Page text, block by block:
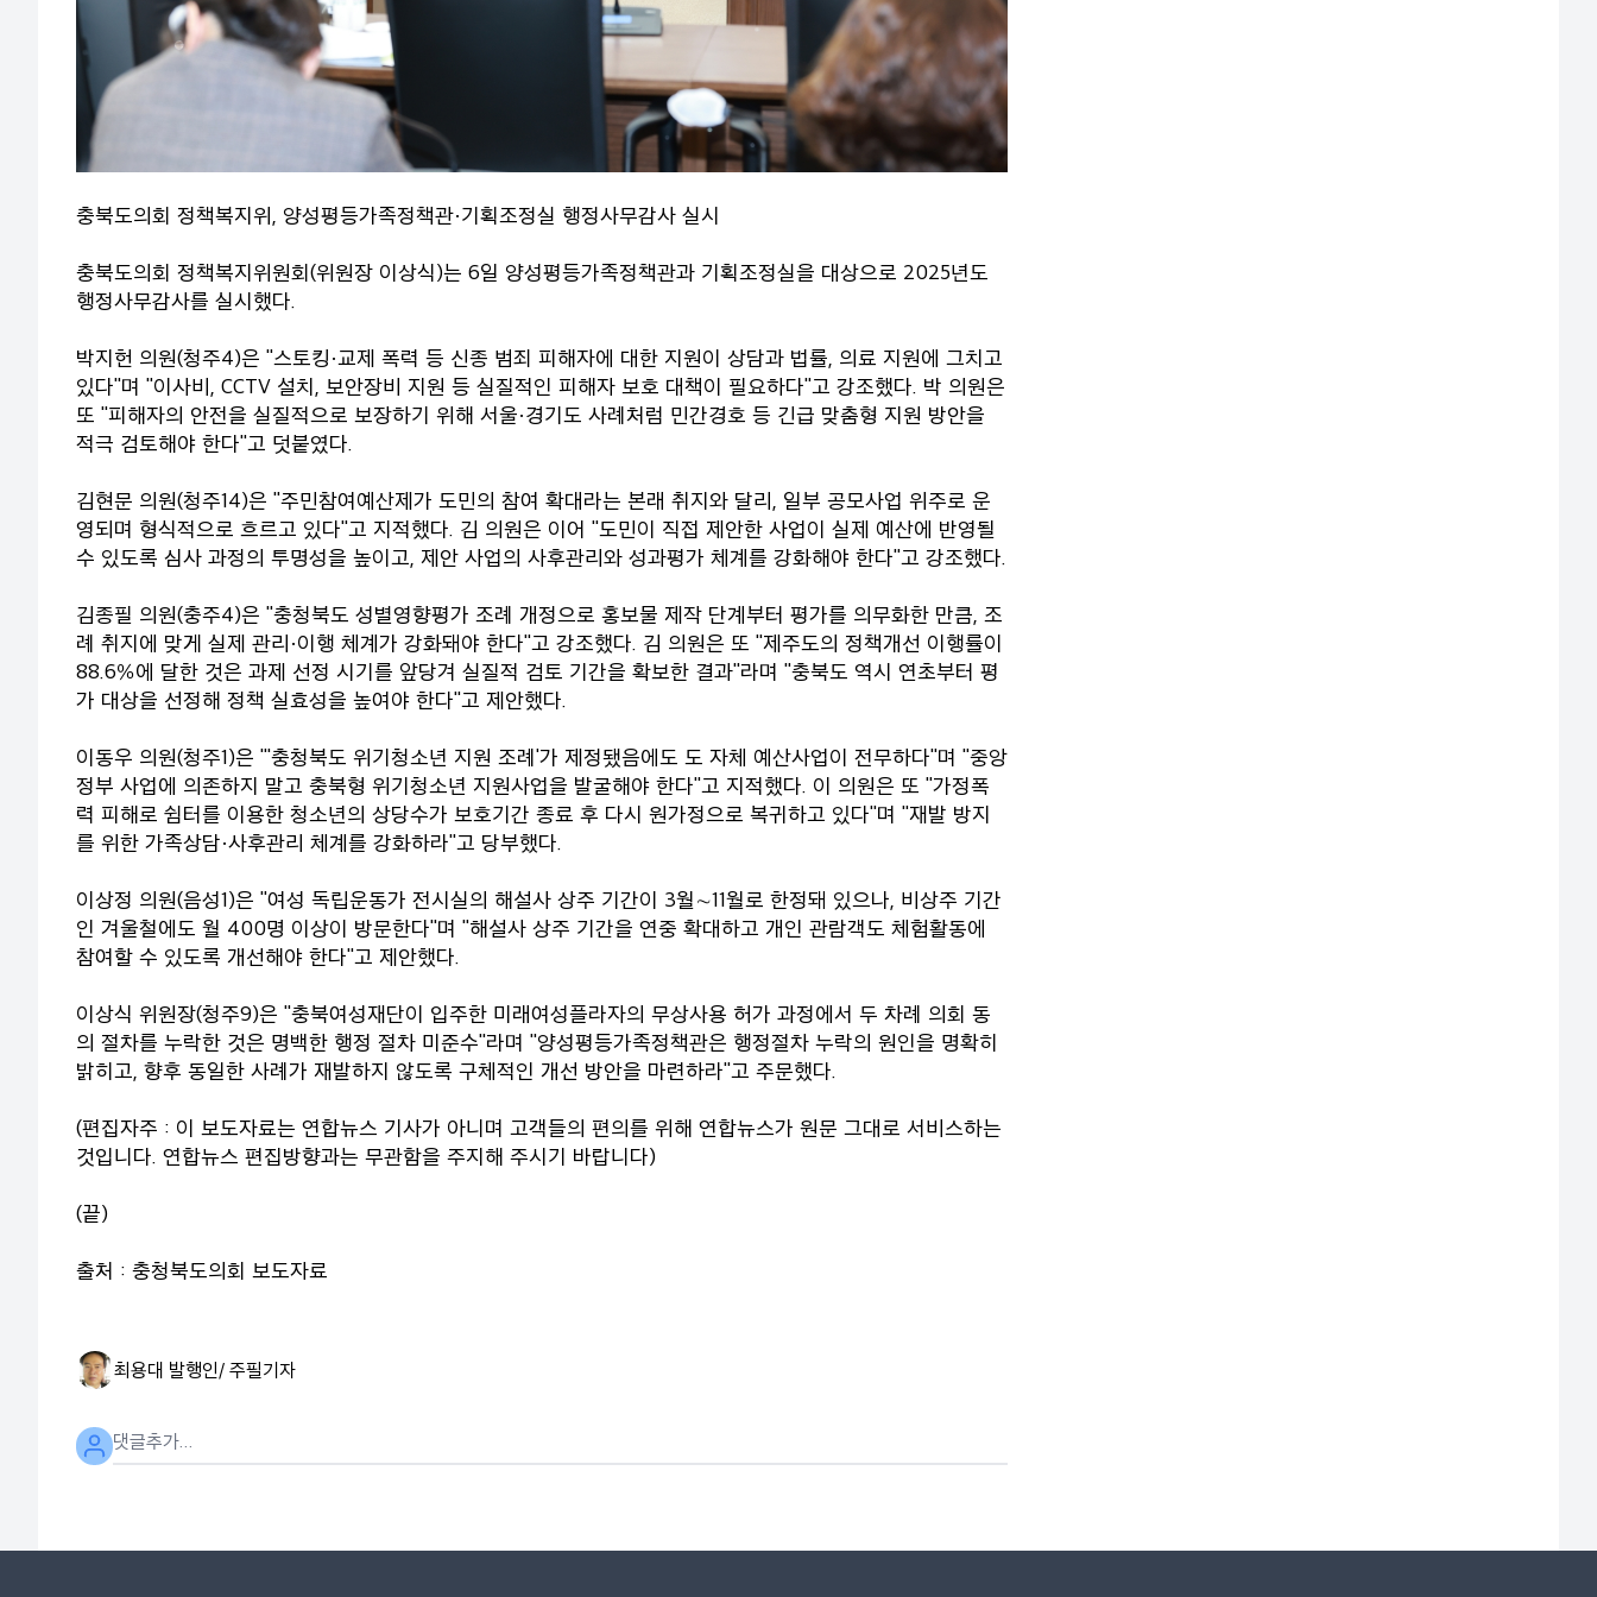
충북도의회 정책복지위, 양성평등가족정책관·기획조정실 행정사무감사 실시
충북도의회 정책복지위원회(위원장 이상식)는 6일 양성평등가족정책관과 기획조정실을 대상으로 2025년도
행정사무감사를 실시했다.
박지헌 의원(청주4)은 "스토킹·교제 폭력 등 신종 범죄 피해자에 대한 지원이 상담과 법률, 의료 지원에 그치고
있다"며 "이사비, CCTV 설치, 보안장비 지원 등 실질적인 피해자 보호 대책이 필요하다"고 강조했다. 박 의원은
또 "피해자의 안전을 실질적으로 보장하기 위해 서울·경기도 사례처럼 민간경호 등 긴급 맞춤형 지원 방안을
적극 검토해야 한다"고 덧붙였다.
김현문 의원(청주14)은 "주민참여예산제가 도민의 참여 확대라는 본래 취지와 달리, 일부 공모사업 위주로 운
영되며 형식적으로 흐르고 있다"고 지적했다. 김 의원은 이어 "도민이 직접 제안한 사업이 실제 예산에 반영될
수 있도록 심사 과정의 투명성을 높이고, 제안 사업의 사후관리와 성과평가 체계를 강화해야 한다"고 강조했다.
김종필 의원(충주4)은 "충청북도 성별영향평가 조례 개정으로 홍보물 제작 단계부터 평가를 의무화한 만큼, 조
례 취지에 맞게 실제 관리·이행 체계가 강화돼야 한다"고 강조했다. 김 의원은 또 "제주도의 정책개선 이행률이
88.6％에 달한 것은 과제 선정 시기를 앞당겨 실질적 검토 기간을 확보한 결과"라며 "충북도 역시 연초부터 평
가 대상을 선정해 정책 실효성을 높여야 한다"고 제안했다.
이동우 의원(청주1)은 "'충청북도 위기청소년 지원 조례'가 제정됐음에도 도 자체 예산사업이 전무하다"며 "중앙
정부 사업에 의존하지 말고 충북형 위기청소년 지원사업을 발굴해야 한다"고 지적했다. 이 의원은 또 "가정폭
력 피해로 쉼터를 이용한 청소년의 상당수가 보호기간 종료 후 다시 원가정으로 복귀하고 있다"며 "재발 방지
를 위한 가족상담·사후관리 체계를 강화하라"고 당부했다.
이상정 의원(음성1)은 "여성 독립운동가 전시실의 해설사 상주 기간이 3월∼11월로 한정돼 있으나, 비상주 기간
인 겨울철에도 월 400명 이상이 방문한다"며 "해설사 상주 기간을 연중 확대하고 개인 관람객도 체험활동에
참여할 수 있도록 개선해야 한다"고 제안했다.
이상식 위원장(청주9)은 "충북여성재단이 입주한 미래여성플라자의 무상사용 허가 과정에서 두 차례 의회 동
의 절차를 누락한 것은 명백한 행정 절차 미준수"라며 "양성평등가족정책관은 행정절차 누락의 원인을 명확히
밝히고, 향후 동일한 사례가 재발하지 않도록 구체적인 개선 방안을 마련하라"고 주문했다.
(편집자주 : 이 보도자료는 연합뉴스 기사가 아니며 고객들의 편의를 위해 연합뉴스가 원문 그대로 서비스하는
것입니다. 연합뉴스 편집방향과는 무관함을 주지해 주시기 바랍니다)
(끝)
출처 : 충청북도의회 보도자료
최용대 발행인/ 주필기자